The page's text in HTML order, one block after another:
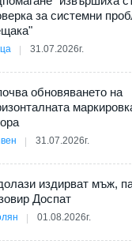
за системни
31.07.2026г.
обновяването на
31.07.2026г.
издирват мъж,
Доспат
01.08.2026г.